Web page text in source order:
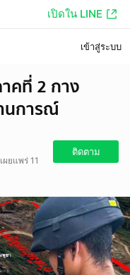
เปิดใน LINE
เข้าสู่ระบบ
คที่ 2 กาง
นการณ์
ยแพร่ 11
ติดตาม